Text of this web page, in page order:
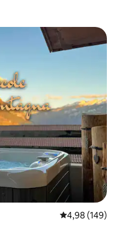
prosječna
4,98 (149)